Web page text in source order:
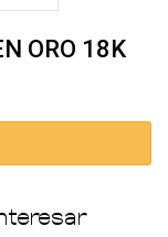
ORO 18K